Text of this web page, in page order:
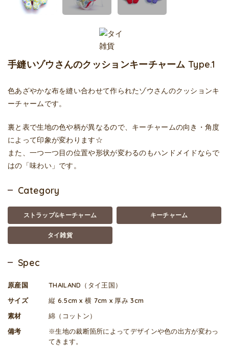
手縫いゾウさんのクッションキーチャーム Type.1
色あざやかな布を縫い合わせて作られたゾウさんのクッションキ
ーチャームです。
裏と表で生地の色や柄が異なるので、キーチャームの向き・角度
によって印象が変わります☆
また、一つ一つ目の位置や形状が変わるのもハンドメイドならで
はの「味わい」です。
Category
ストラップ&キーチャーム キーチャーム
タイ雑貨
Spec
原産国
THAILAND（タイ王国）
サイズ
縦 6.5cm x 横 7cm x 厚み 3cm
素材
綿（コットン）
備考
※生地の裁断箇所によってデザインや色の出方が変わっ
てきます。